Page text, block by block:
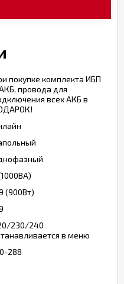
покупке комплекта ИБП
провода для
всех АКБ в
(900Вт)
230/240
в меню
288